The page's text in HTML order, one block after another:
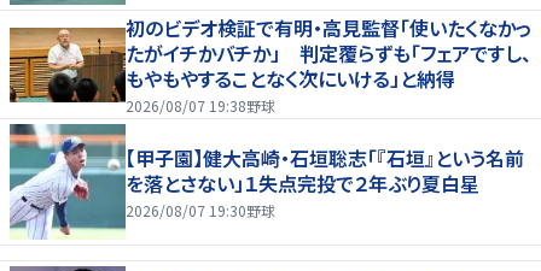
初のビデオ検証で有明・高見監督「使いたくなかっ
たがイチかバチか」 判定覆らずも「フェアですし、
もやもやすることなく次にいける」と納得
2026/08/07 19:38野球
【甲子園】健大高崎・石垣聡志「『石垣』という名前
を落とさない」１失点完投で２年ぶり夏白星
2026/08/07 19:30野球